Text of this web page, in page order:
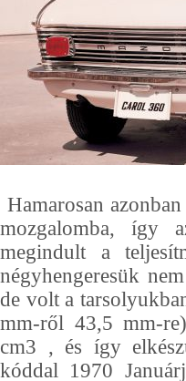
Hamarosan
mozgalomba, így
megindult a
négyhengeresük
de volt a
mm-ről 43,5 mm-
cm3 , és így
kóddal 1970